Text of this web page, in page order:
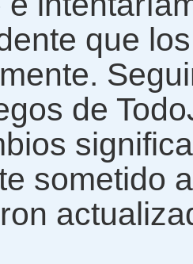
que
de
sometido